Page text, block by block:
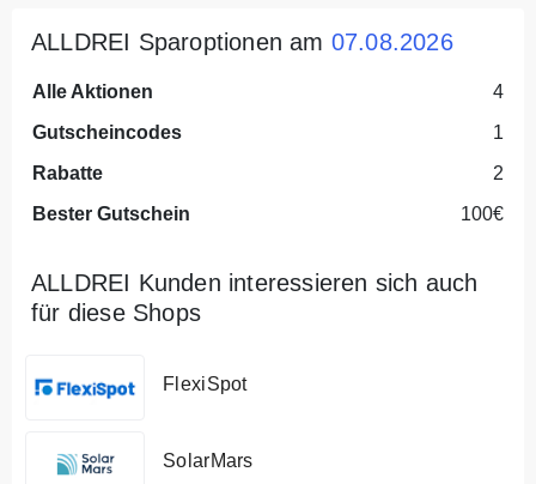
ALLDREI Sparoptionen am 07.08.2026
Alle Aktionen
4
Gutscheincodes
1
Rabatte
2
Bester Gutschein
100€
ALLDREI Kunden interessieren sich auch
für diese Shops
FlexiSpot
SolarMars